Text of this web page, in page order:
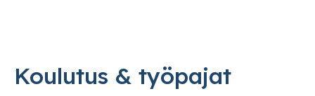
Koulutus & työpajat